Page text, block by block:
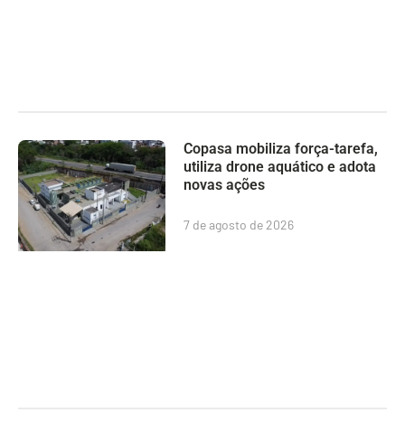
Copasa mobiliza força-tarefa,
utiliza drone aquático e adota
novas ações
7 de agosto de 2026